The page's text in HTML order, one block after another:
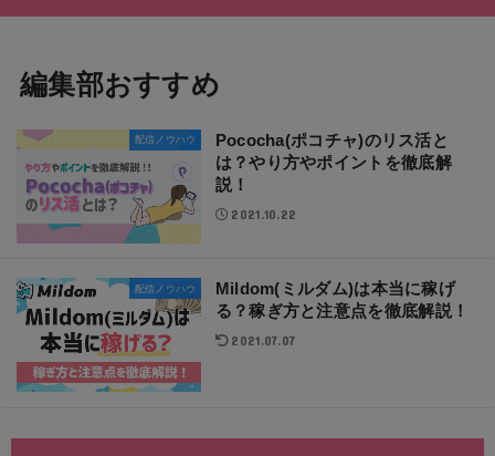
編集部おすすめ
配信ノウハウ
Pococha(ポコチャ)のリス活と
は？やり方やポイントを徹底解
説！
2021.10.22
配信ノウハウ
Mildom(ミルダム)は本当に稼げ
る？稼ぎ方と注意点を徹底解説！
2021.07.07